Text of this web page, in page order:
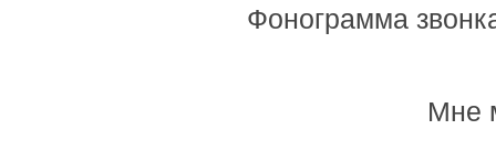
Фонограмма
Мне